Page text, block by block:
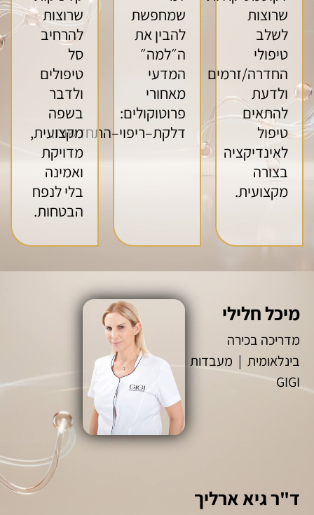
שרוצות
לשלב
טיפולי
החדרה/זרמים
ולדעת
להתאים
טיפול
לאינדיקציה
בצורה
מקצועית.
שמחפשת
להבין את
ה״למה״
המדעי
מאחורי
פרוטוקולים:
דלקת–ריפוי–התחדשות.
שרוצות
להרחיב
סל
טיפולים
ולדבר
בשפה
מקצועית,
מדויקת
ואמינה
בלי לנפח
הבטחות.
מיכל חלילי
מדריכה בכירה
בינלאומית | מעבדות
GIGI
ד"ר גיא ארליך